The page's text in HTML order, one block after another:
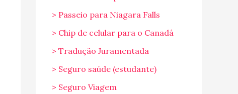
> Passeio para Niagara Falls
> Chip de celular para o Canadá
> Tradução Juramentada
> Seguro saúde (estudante)
> Seguro Viagem